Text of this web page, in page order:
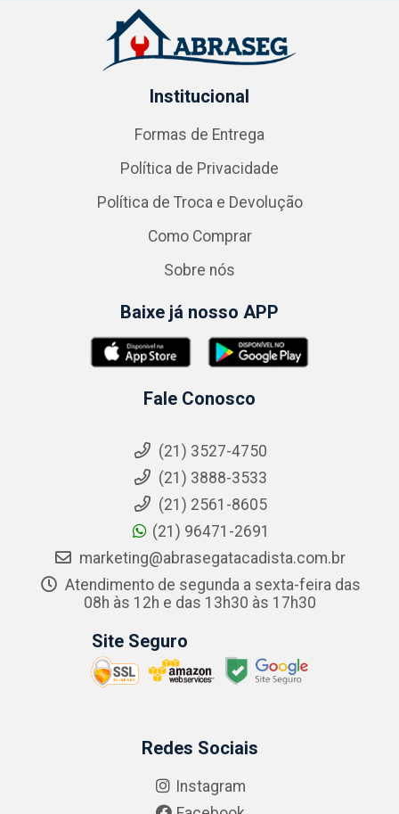
Institucional
Formas de Entrega
Política de Privacidade
Política de Troca e Devolução
Como Comprar
Sobre nós
Baixe já nosso APP
Fale Conosco
(21) 3527-4750
(21) 3888-3533
(21) 2561-8605
(21) 96471-2691
marketing@abrasegatacadista.com.br
Atendimento de segunda a sexta-feira das
08h às 12h e das 13h30 às 17h30
Site Seguro
Redes Sociais
Instagram